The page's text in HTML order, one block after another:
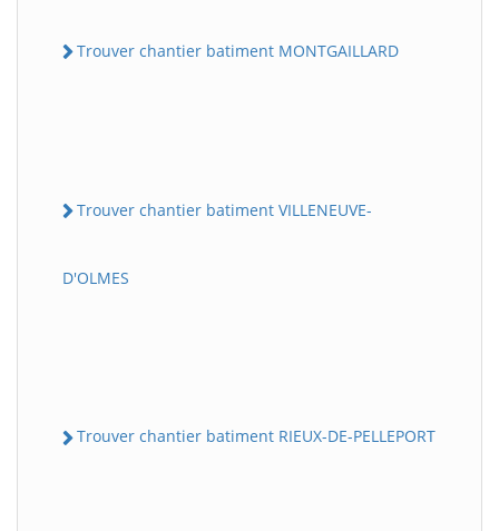
Trouver chantier batiment MONTGAILLARD
Trouver chantier batiment VILLENEUVE-
D'OLMES
Trouver chantier batiment RIEUX-DE-PELLEPORT